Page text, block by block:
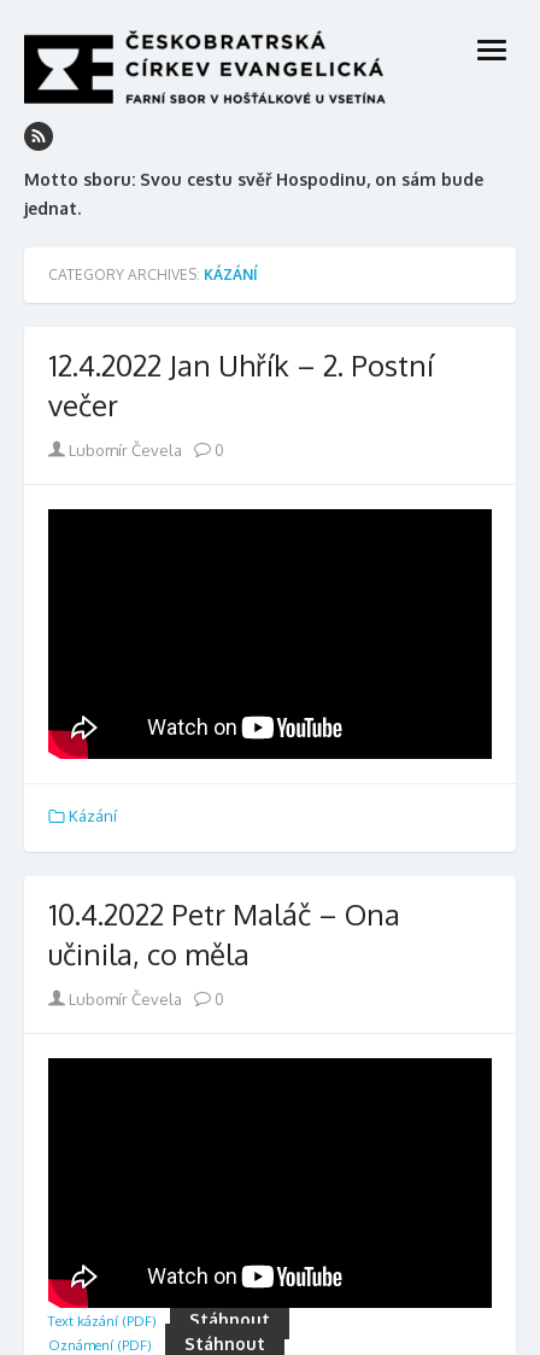
to
content
Motto sboru: Svou cestu svěř Hospodinu, on sám bude
jednat.
open
CATEGORY ARCHIVES: KÁZÁNÍ
12.4.2022 Jan Uhřík – 2. Postní
večer
Author
Lubomír Čevela 0
Kázání
10.4.2022 Petr Maláč – Ona
učinila, co měla
Author
Lubomír Čevela 0
Text kázání (PDF) Stáhnout
Oznámení (PDF) Stáhnout